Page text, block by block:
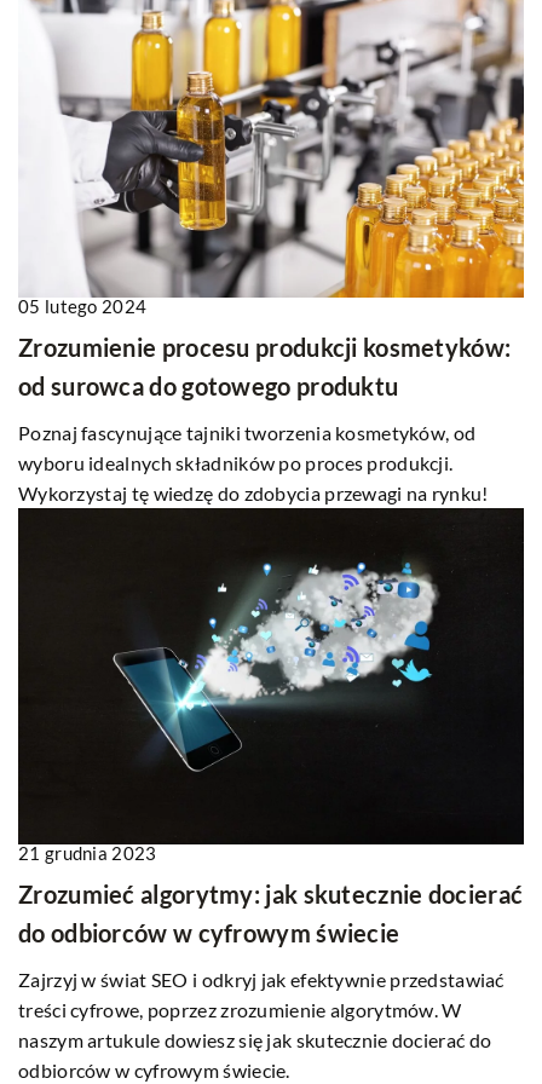
05 lutego 2024
Zrozumienie procesu produkcji kosmetyków:
od surowca do gotowego produktu
Poznaj fascynujące tajniki tworzenia kosmetyków, od
wyboru idealnych składników po proces produkcji.
Wykorzystaj tę wiedzę do zdobycia przewagi na rynku!
21 grudnia 2023
Zrozumieć algorytmy: jak skutecznie docierać
do odbiorców w cyfrowym świecie
Zajrzyj w świat SEO i odkryj jak efektywnie przedstawiać
treści cyfrowe, poprzez zrozumienie algorytmów. W
naszym artukule dowiesz się jak skutecznie docierać do
odbiorców w cyfrowym świecie.